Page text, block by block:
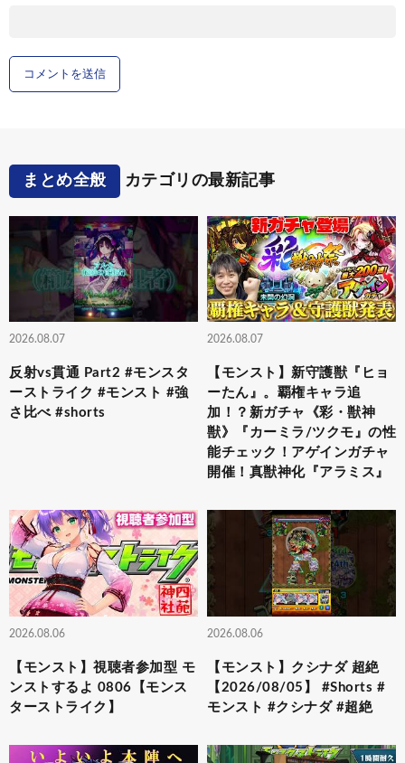
まとめ全般 カテゴリの最新記事
2026.08.07
反射vs貫通 Part2 #モンスタ
ーストライク #モンスト #強
さ比べ #shorts
2026.08.07
【モンスト】新守護獣『ヒョ
ーたん』。覇権キャラ追
加！？新ガチャ《彩・獣神
獣》『カーミラ/ツクモ』の性
能チェック！アゲインガチャ
開催！真獣神化『アラミス』
2026.08.06
【モンスト】視聴者参加型 モ
ンストするよ 0806【モンス
ターストライク】
2026.08.06
【モンスト】クシナダ 超絶
【2026/08/05】 #Shorts #
モンスト #クシナダ #超絶